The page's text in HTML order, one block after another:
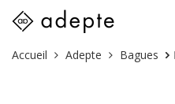
SkipVous
Accueil Adepte Bagues